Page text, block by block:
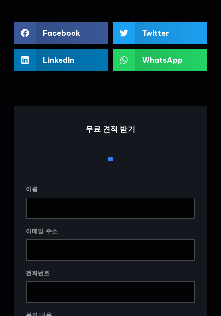
Facebook Twitter
LinkedIn WhatsApp
무료 견적 받기
이름
이메일 주소
전화번호